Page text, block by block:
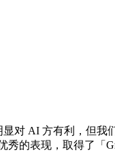
对 AI 方有利，但我
的表现，取得了「